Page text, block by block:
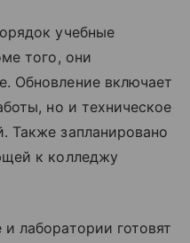
учебные
того, они
Обновление включает
но и техническое
Также запланировано
к колледжу
лаборатории готовят